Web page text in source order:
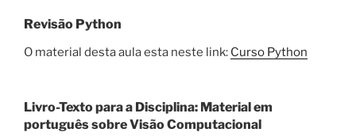
Revisão Python
O material desta aula esta neste link: Curso Python
Livro-Texto para a Disciplina: Material em
português sobre Visão Computacional